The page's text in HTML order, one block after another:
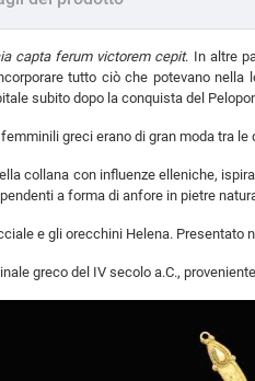
capta ferum victorem cepit. In altre
tutto ciò che potevano nella
subito dopo la conquista del
greci erano di gran moda tra
collana con influenze elleniche,
a forma di anfore in pietre
e gli orecchini Helena. Presentato
greco del IV secolo a.C.,